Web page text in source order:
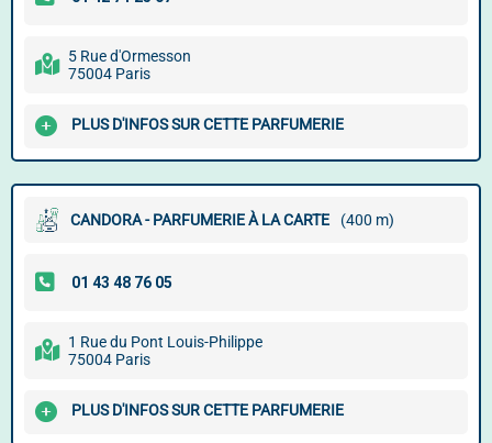
5 Rue d'Ormesson
75004 Paris
PLUS D'INFOS SUR CETTE PARFUMERIE
CANDORA - PARFUMERIE À LA CARTE (400 m)
1 Rue du Pont Louis-Philippe
75004 Paris
PLUS D'INFOS SUR CETTE PARFUMERIE